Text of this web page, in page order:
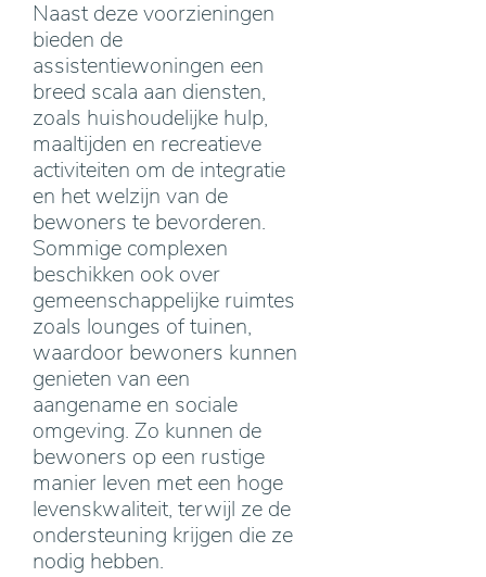
Naast deze voorzieningen
bieden de
assistentiewoningen een
breed scala aan diensten,
zoals huishoudelijke hulp,
maaltijden en recreatieve
activiteiten om de integratie
en het welzijn van de
bewoners te bevorderen.
Sommige complexen
beschikken ook over
gemeenschappelijke ruimtes
zoals lounges of tuinen,
waardoor bewoners kunnen
genieten van een
aangename en sociale
omgeving. Zo kunnen de
bewoners op een rustige
manier leven met een hoge
levenskwaliteit, terwijl ze de
ondersteuning krijgen die ze
nodig hebben.